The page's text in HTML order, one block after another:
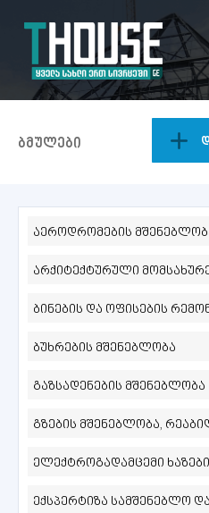
ბმულები
აეროდრომების
არქიტექტურული
ბინების და ოფისების
ბუხრების მშენებლობა
გაზსადენების მშენებლობა
გზების მშენებლობა,
ელექტროგადამცემი
ექსპერტიზა სამშენებლო